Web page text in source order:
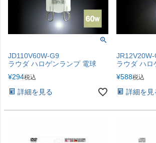
JD110V60W-G9
ラウダ ハロゲンランプ 電球
¥294税込
詳細を見る
JR12V20W-
ラウダ ハロ
¥588税込
詳細を見